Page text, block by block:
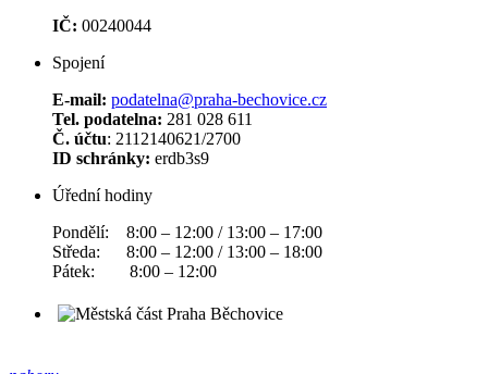
IČ: 00240044
Spojení
E-mail: podatelna@praha-bechovice.cz
Tel. podatelna: 281 028 611
Č. účtu: 2112140621/2700
ID schránky: erdb3s9
Úřední hodiny
Pondělí: 8:00 – 12:00 / 13:00 – 17:00
Středa: 8:00 – 12:00 / 13:00 – 18:00
Pátek: 8:00 – 12:00